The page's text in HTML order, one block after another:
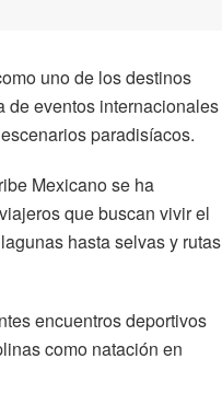
uno de los destinos
de eventos internacionales
paradisíacos.
Mexicano se ha
que buscan vivir el
hasta selvas y rutas
encuentros deportivos
como natación en